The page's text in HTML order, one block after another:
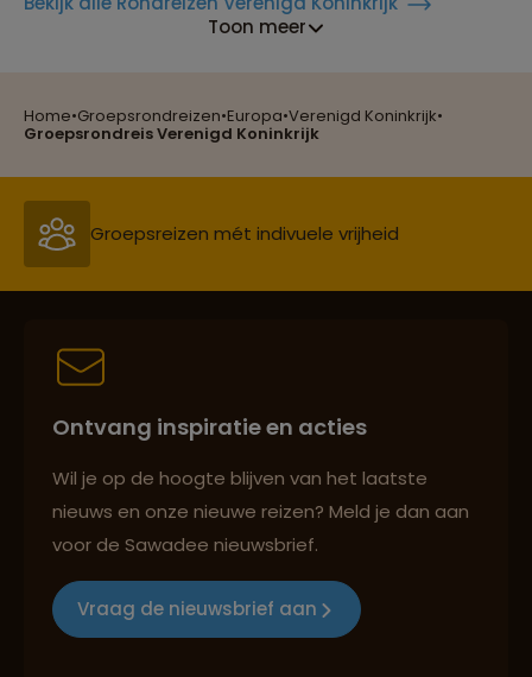
Home•Groepsrondreizen•Europa•Verenigd Koninkrijk•
Groepsrondreis Verenigd Koninkrijk
Toon meer
Reizen met oog voor mens, cultuur en milieu
Groepsreizen mét indivuele vrijheid
Persoonlijk en deskundig reisadvies
Reizen met oog voor mens, cultuur en milieu
Ontvang inspiratie en acties
Wil je op de hoogte blijven van het laatste
nieuws en onze nieuwe reizen? Meld je dan aan
voor de Sawadee nieuwsbrief.
Vraag de nieuwsbrief aan